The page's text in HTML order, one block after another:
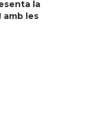
la
amb les